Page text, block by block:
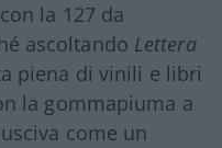
la 127 da
ascoltando Lettera
piena di vinili e libri
la gommapiuma a
come un